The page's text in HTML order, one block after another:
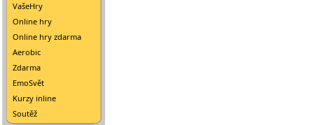
VašeHry
Online hry
Online hry zdarma
Aerobic
Zdarma
EmoSvět
Kurzy inline
Soutěž